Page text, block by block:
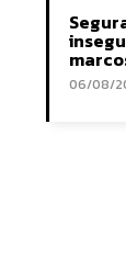
06/08/